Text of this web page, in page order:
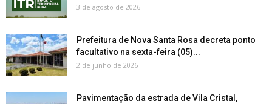
3 de agosto de 2026
Prefeitura de Nova Santa Rosa decreta ponto
facultativo na sexta-feira (05)...
2 de junho de 2026
Pavimentação da estrada de Vila Cristal,